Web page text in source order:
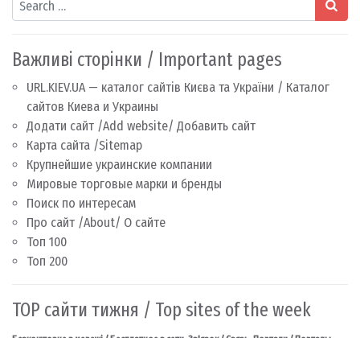
Важливі сторінки / Important pages
URL.KIEV.UA — каталог сайтів Києва та України / Каталог
сайтов Киева и Украины
Додати сайт /Add website/ Добавить сайт
Карта сайта /Sitemap
Крупнейшие украинские компании
Мировые торговые марки и бренды
Поиск по интересам
Про сайт /About/ О сайте
Топ 100
Топ 200
TOP сайти тижня / Top sites of the week